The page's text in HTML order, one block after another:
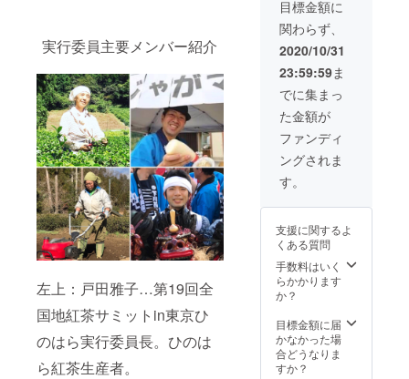
実行委員主要メンバー紹介
左上：戸田雅子…第19回全
国地紅茶サミットin東京ひ
のはら実行委員長。ひのは
ら紅茶生産者。
1/29の
サミッ
トでは
茶葉は
チケッ
ト代に
含まれ
ていま
すが、
12月以
降に開
催する
は茶葉
はチ
ケット
代に含
まれて
せん。
参加生
産者様
の茶葉
は各自ネット
ショップなどで
予めご注文、ご
準備下さい。
数はあくまで予
定です。変動す
る可能性が御座
います。
※2020/11/29の
サミットでは茶
葉はチケット代
に含まれていま
すが、12月以降
に開催するオン
ラインお茶会で
は茶葉はチケッ
ト代に含まれて
加生産者様の茶
葉をお求めの方
は各自ネット
ショップなどで
予めご注文、ご
準備下さい。
催頻度：毎週開
催予定 参加生産
者数：毎回３名
以上予定 参加方
に事前にご案内
とＵＲＬをメー
ルでお送り致し
ます。お茶や道
具は支援者様ご
自身でご準備下
さい。 ※開催頻
度、参加生産者
数はあくまで予
定です。変動す
る可能性が御座
います。
※2020/11/29の
サミットでは茶
葉はチケット代
に含まれていま
に開催するオン
ラインお茶会で
は茶葉はチケッ
ト代に含まれて
目標金額に
関わらず、
2020/10/31
23:59:59ま
でに集まっ
た金額が
ファンディ
ングされま
す。
支援に関するよ
くある質問
手数料はいく
らかかります
か？
目標金額に届
かなかった場
合どうなりま
すか？